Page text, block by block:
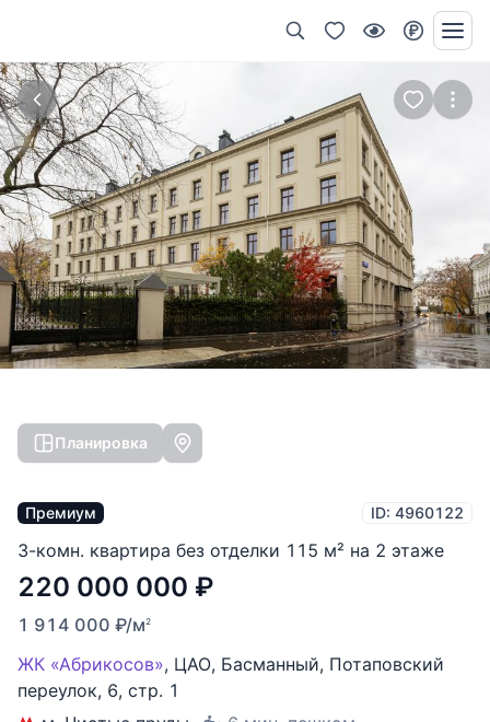
Планировка
Премиум ID: 4960122
3-комн. квартира без отделки 115 м² на 2 этаже
220 000 000 ₽
1 914 000 ₽/м2
ЖК «Абрикосов», ЦАО, Басманный, Потаповский
переулок, 6, стр. 1